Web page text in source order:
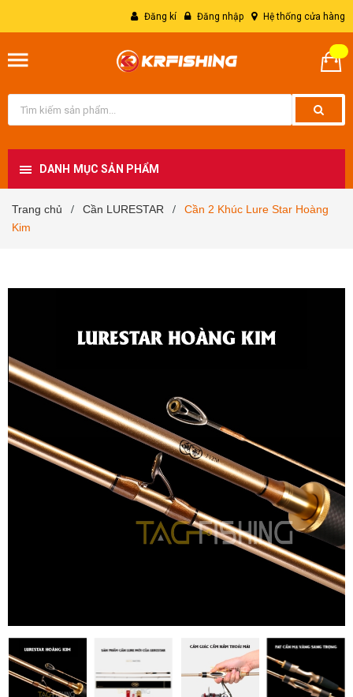
Đăng kí Đăng nhập Hệ thống cửa hàng
DANH MỤC SẢN PHẨM
Trang chủ / Cần LURESTAR /
Cần 2 Khúc Lure Star Hoàng
Kim